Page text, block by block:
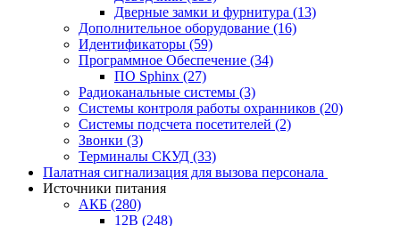
Дверные замки и фурнитура (13)
Дополнительное оборудование (16)
Идентификаторы (59)
Программное Обеспечение (34)
ПО Sphinx (27)
Радиоканальные системы (3)
Системы контроля работы охранников (20)
Системы подсчета посетителей (2)
Звонки (3)
Терминалы СКУД (33)
Палатная сигнализация для вызова персонала
Источники питания
АКБ (280)
12В (248)